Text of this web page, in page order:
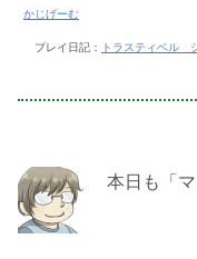
かじげーむ
プレイ日記： トラスティベル
本日も「